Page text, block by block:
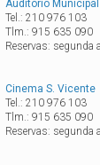
Auditório Municipal
Tel.: 210 976 103
Tlm.: 915 635 090
Reservas: segunda
Cinema S. Vicente
Tel.: 210 976 103
Tlm.: 915 635 090
Reservas: segunda